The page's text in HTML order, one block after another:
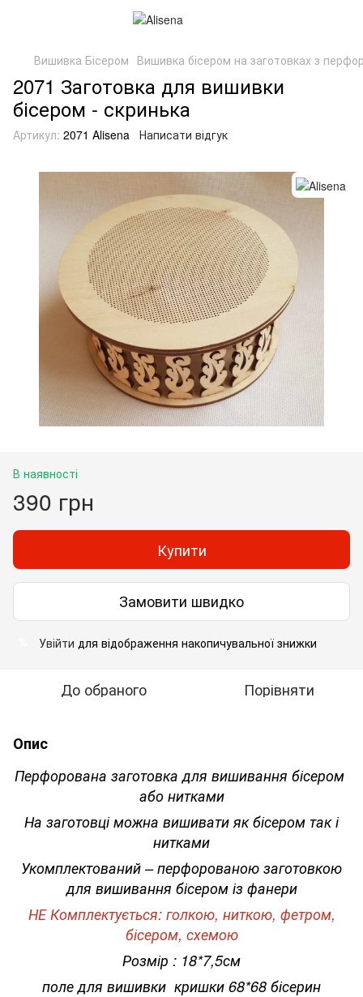
Вишивка Бісером Вишивка бісером на заготовках з
2071 Заготовка для вишивки
бісером - скринька
Артикул: 2071 Alisena Написати відгук
В наявності
390 грн
Купити
Замовити швидко
Увійти для відображення накопичувальної знижки
До обраного Порівняти
Опис
Перфорована заготовка для вишивання бісером
або нитками
На заготовці можна вишивати як бісером так і
нитками
Укомплектований – перфорованою заготовкою
для вишивання бісером із фанери
НЕ Комплектується: голкою, ниткою, фетром,
бісером, схемою
Розмір : 18*7,5см
поле для вишивки кришки 68*68 бісерин